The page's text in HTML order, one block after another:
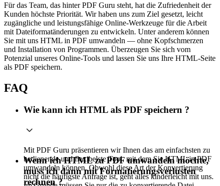
Für das Team, das hinter PDF Guru steht, hat die Zufriedenheit der
Kunden höchste Priorität. Wir haben uns zum Ziel gesetzt, leicht
zugängliche und leistungsfähige Online-Werkzeuge für die Arbeit
mit Dateiformatänderungen zu entwickeln. Unter anderem können
Sie mit uns HTML in PDF umwandeln — ohne Kopfschmerzen
und Installation von Programmen. Überzeugen Sie sich vom
Potenzial unseres Online-Tools und lassen Sie uns Ihre HTML-Seite
als PDF speichern.
FAQ
Wie kann ich HTML als PDF speichern ?
Mit PDF Guru präsentieren wir Ihnen das am einfachsten zu
bedienende und flexibelste Tool, mit dem Sie HTML in PDF
umwandeln können. Obwohl diese Art der Konvertierung
nicht die häufigste Anfrage ist, geht alles kinderleicht mit uns.
Wenn ich HTML zu PDF umwandeln möchte,
muss ich dann mit Formatierungsverlusten
rechnen ?